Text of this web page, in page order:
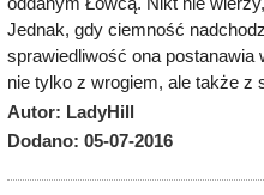
Jednak, gdy ciemność
sprawiedliwość ona
nie tylko z wrogiem, ale także z
Autor: LadyHill
Dodano: 05-07-2016